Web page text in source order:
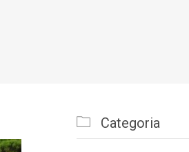
 Categoria